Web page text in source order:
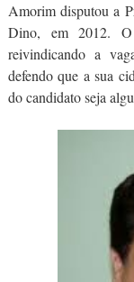
Amorim disputou a
Dino, em 2012. O
reivindicando a
defendo que a sua
do candidato seja